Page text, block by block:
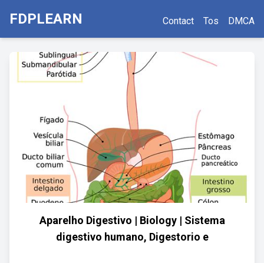
FDPLEARN Contact Tos DMCA
Aparelho Digestivo | Biology | Sistema
digestivo humano, Digestorio e